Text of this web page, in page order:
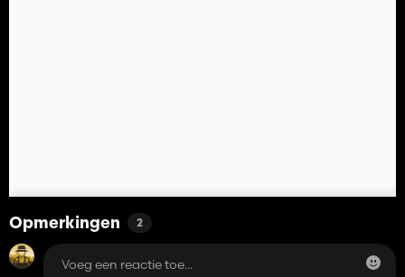
Opmerkingen 2